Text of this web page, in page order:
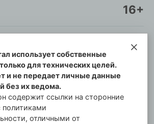
16+
городской портал
плюс, 2021-2026
о регистрации СМИ: ПИ №57-
2013 г.
Управлением
по надзору в сфере связи,
использует собственные
для технических целей.
и не передает личные данные
без их ведома.
содержит ссылки на сторонние
политиками
отличными от